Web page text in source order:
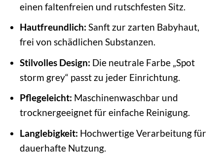
einen faltenfreien und rutschfesten Sitz.
Hautfreundlich: Sanft zur zarten Babyhaut,
frei von schädlichen Substanzen.
Stilvolles Design: Die neutrale Farbe „Spot
storm grey“ passt zu jeder Einrichtung.
Pflegeleicht: Maschinenwaschbar und
trocknergeeignet für einfache Reinigung.
Langlebigkeit: Hochwertige Verarbeitung für
dauerhafte Nutzung.